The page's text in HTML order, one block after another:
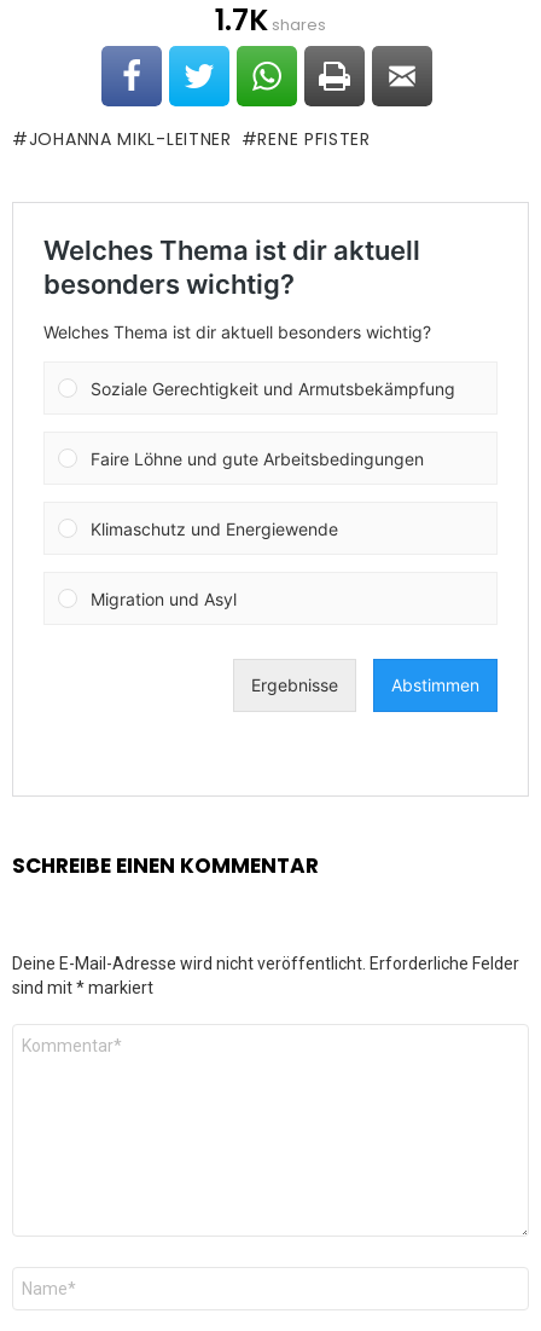
1.7K shares
JOHANNA MIKL-LEITNER RENE PFISTER
SCHREIBE EINEN KOMMENTAR
Deine E-Mail-Adresse wird nicht veröffentlicht. Erforderliche Felder
sind mit*markiert
Kommentar
Name